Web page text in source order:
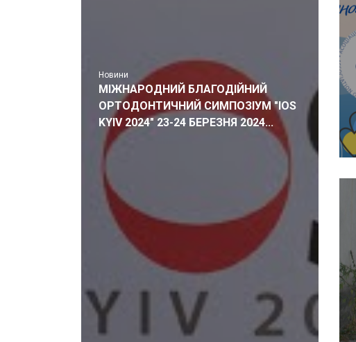
Новини
МІЖНАРОДНИЙ БЛАГОДІЙНИЙ
ОРТОДОНТИЧНИЙ СИМПОЗІУМ "IOS
KYIV 2024" 23-24 БЕРЕЗНЯ 2024...